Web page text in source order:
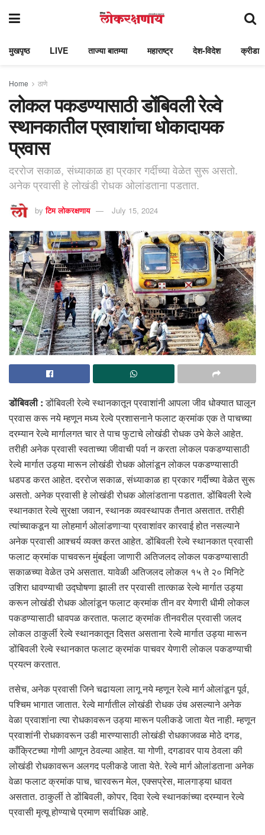
मुखपृष्ठ LIVE ताज्या बातम्या महाराष्ट्र देश-विदेश क्रीडा
Home ठाणे
लोकल पकडण्यासाठी डोंबिवली रेल्वे
स्थानकातील प्रवाशांचा धोकादायक
प्रवास
दररोज सकाळ, संध्याकाळ हा प्रकार गर्दीच्या वेळेत सुरू असतो.
अनेक प्रवासी हे लोखंडी रोधक ओलांडताना पडतात.
by टिम लोकरक्षणाय July 15, 2024
डोंबिवली :डोंबिवली रेल्वे स्थानकातून प्रवाशांनी आपला जीव धोक्यात घालून
प्रवास करू नये म्हणून मध्य रेल्वे प्रशासनाने फलाट क्रमांक एक ते पाचच्या
दरम्यान रेल्वे मार्गालगत चार ते पाच फुटाचे लोखंडी रोधक उभे केले आहेत.
तरीही अनेक प्रवासी स्वताच्या जीवाची पर्वा न करता लोकल पकडण्यासाठी
रेल्वे मार्गात उड्या मारून लोखंडी रोधक ओलांडून लोकल पकडण्यासाठी
धडपड करत आहेत. दररोज सकाळ, संध्याकाळ हा प्रकार गर्दीच्या वेळेत सुरू
असतो. अनेक प्रवासी हे लोखंडी रोधक ओलांडताना पडतात. डोंबिवली रेल्वे
स्थानकात रेल्वे सुरक्षा जवान, स्थानक व्यवस्थापक तैनात असतात. तरीही
त्यांच्याकडून या लोहमार्ग ओलांडणाऱ्या प्रवाशांवर कारवाई होत नसल्याने
अनेक प्रवासी आश्चर्य व्यक्त करत आहेत. डोंबिवली रेल्वे स्थानकात प्रवासी
फलाट क्रमांक पाचवरून मुंबईला जाणारी अतिजलद लोकल पकडण्यासाठी
सकाळच्या वेळेत उभे असतात. यावेळी अतिजलद लोकल १५ ते २० मिनिटे
उशिरा धावण्याची उद्घोषणा झाली तर प्रवासी तात्काळ रेल्वे मार्गात उड्या
करून लोखंडी रोधक ओलांडून फलाट क्रमांक तीन वर येणारी धीमी लोकल
पकडण्यासाठी धावपळ करतात. फलाट क्रमांंक तीनवरील प्रवासी जलद
लोकल ठाकुर्ली रेल्वे स्थानकातून दिसत असताना रेल्वे मार्गात उड्या मारून
डोंबिवली रेल्वे स्थानकात फलाट क्रमांक पाचवर येणारी लोकल पकडण्याची
प्रयत्न करतात.
तसेच, अनेक प्रवासी जिने चढायला लागू नये म्हणून रेल्वे मार्ग ओलांडून पूर्व,
पश्चिम भागात जातात. रेल्वे मार्गातील लोखंडी रोधक उंच असल्याने अनेक
वेळा प्रवाशांना त्या रोधकावरून उड्या मारून पलीकडे जाता येत नाही. म्हणून
प्रवाशांनी रोधकावरून उडी मारण्यासाठी लोखंडी रोधकाजवळ मोठे दगड,
काँक्रिटच्या गोणी आणून ठेवल्या आहेत. या गोणी, दगडावर पाय ठेवला की
लोखंडी रोधकावरून अलगद पलीकडे जाता येते. रेल्वे मार्ग ओलांडताना अनेक
वेळा फलाट क्रमांक पाच, चारवरून मेल, एक्सप्रेस, मालगाड्या धावत
असतात. ठाकुर्ली ते डोंबिवली, कोपर, दिवा रेल्वे स्थानकांच्या दरम्यान रेल्वे
प्रवासी मृत्यू होण्याचे प्रमाण सर्वाधिक आहे.